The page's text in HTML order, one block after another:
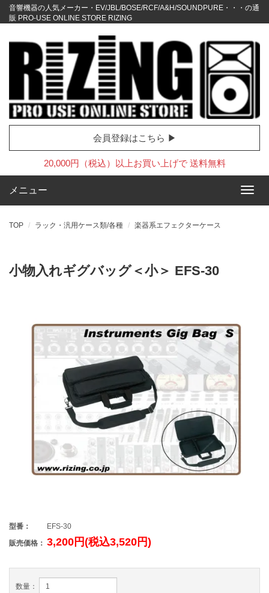
音響機器の人気メーカー・EV/JBL/BOSE/RCF/A&H/SOUNDPURE・・・の通
販 PRO-USE ONLINE STORE RIZING
会員登録はこちら ▶
20,000円（税込）以上お買い上げで 送料無料
メニュー
TOP ラック・汎用ケース類/各種 楽器系エフェクターケース
小物入れギグバッグ＜小＞ EFS-30
型番：
EFS-30
販売価格： 3,200円(税込3,520円)
数量：